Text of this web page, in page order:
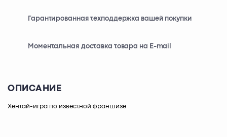
ОПИСАНИЕ
Хентай-игра по известной франшизе
Гарантированная техподдержка вашей покупки
Моментальная доставка товара на E-mail